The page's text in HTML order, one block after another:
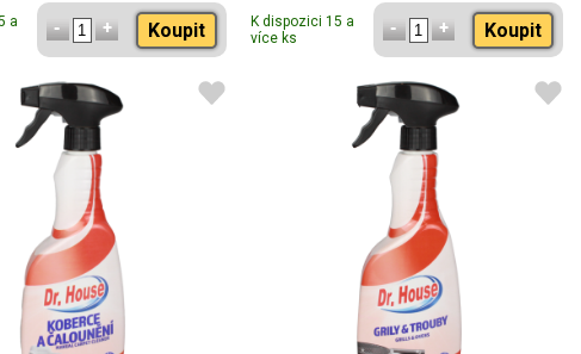
a
Koupit
K dispozici 15 a
více ks
Koupit